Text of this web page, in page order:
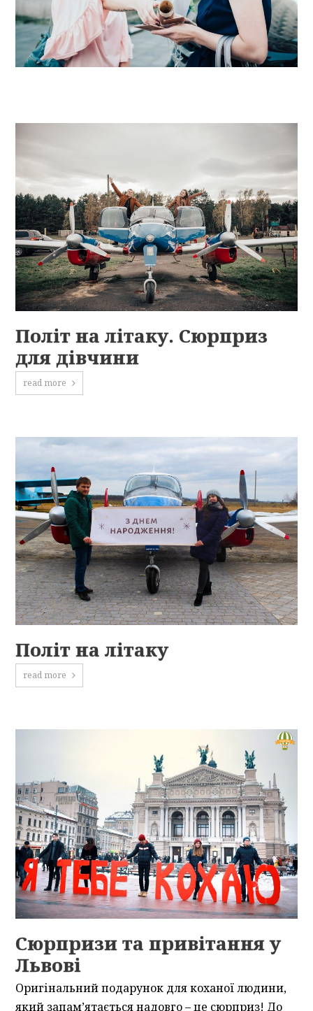
Політ на літаку. Сюрприз
для дівчини
read more
Політ на літаку
read more
Сюрпризи та привітання у
Львові
Оригінальний подарунок для коханої людини,
який запам’ятається надовго – це сюрприз! До